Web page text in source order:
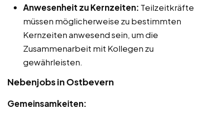
Anwesenheit zu Kernzeiten: Teilzeitkräfte
müssen möglicherweise zu bestimmten
Kernzeiten anwesend sein, um die
Zusammenarbeit mit Kollegen zu
gewährleisten.
Nebenjobs in Ostbevern
Gemeinsamkeiten: